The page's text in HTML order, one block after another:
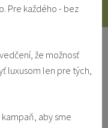
nedovoliť
Pre každého - bez
že možnosť
luxusom len pre tých,
kampaň, aby sme